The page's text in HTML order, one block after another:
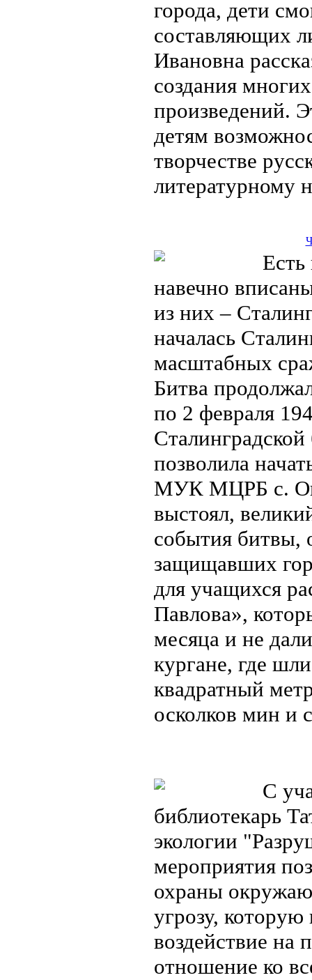
города, дети
составляющих
Ивановна
создания
произведений.
детям
творчестве
Есть
навечно
из них –
началась
масштабных
Битва
по 2 февраля
позволила
МУК МЦРБ с.
выстоял,
события битвы,
защищавших
для учащихся
Павлова»,
месяца и не
кургане, где
квадратный
осколков мин и
С
библиотекарь
экологии
мероприятия
охраны
угрозу, которую
воздействие на
отношение ко